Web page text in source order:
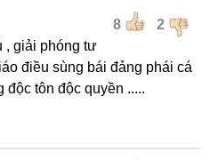
8 2
, giải phóng tư
điều sùng bái đảng phái cá
tôn độc quyền .....